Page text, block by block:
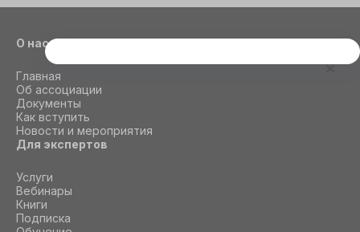
О нас
Главная
Об ассоциации
Документы
Как вступить
Новости и мероприятия
Для экспертов
Услуги
Вебинары
Книги
Подписка
Этот сайт использует cookie
Для корректной работы данного сайта
необходимы файлы cookie
СОГЛАСИЕ